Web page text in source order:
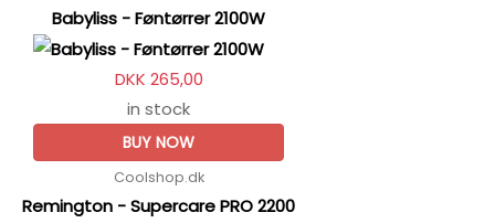
Babyliss - Føntørrer 2100W
DKK 265,00
in stock
BUY NOW
Coolshop.dk
Remington - Supercare PRO 2200